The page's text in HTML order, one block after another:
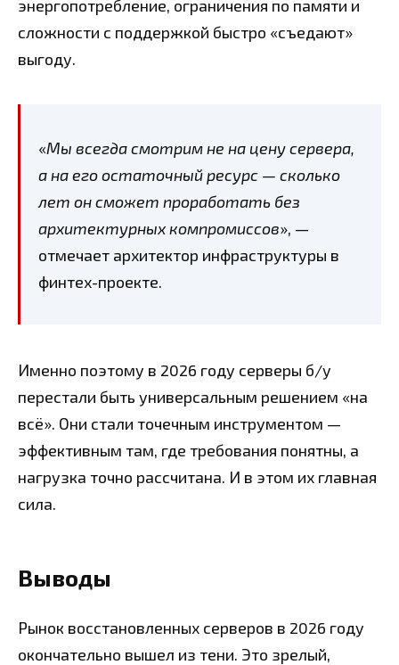
энергопотребление, ограничения по памяти и
сложности с поддержкой быстро «съедают»
выгоду.
«Мы всегда смотрим не на цену сервера,
а на его остаточный ресурс — сколько
лет он сможет проработать без
архитектурных компромиссов», —
отмечает архитектор инфраструктуры в
финтех-проекте.
Именно поэтому в 2026 году серверы б/у
перестали быть универсальным решением «на
всё». Они стали точечным инструментом —
эффективным там, где требования понятны, а
нагрузка точно рассчитана. И в этом их главная
сила.
Выводы
Рынок восстановленных серверов в 2026 году
окончательно вышел из тени. Это зрелый,